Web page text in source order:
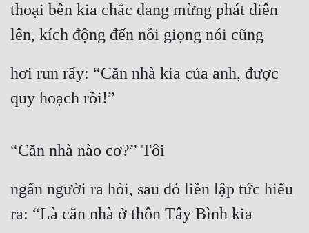
Thanh Xuân
Tiên Hiệp
Tiểu Thuyết
Trinh Thám
Trùng Sinh
thoại bên kia chắc đang mừng phát điên
lên, kích động đến nỗi giọng nói cũng
hơi run rẩy: “Căn nhà kia của anh, được
quy hoạch rồi!”
“Căn nhà nào cơ?” Tôi
ngẩn người ra hỏi, sau đó liền lập tức hiểu
ra: “Là căn nhà ở thôn Tây Bình kia